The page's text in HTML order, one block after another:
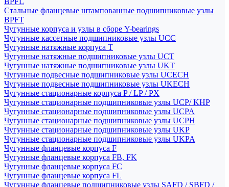
Стальные фланцевые штампованные подшипниковые узлы
BPFT
Чугунные корпуса и узлы в сборе Y-bearings
Чугунные кассетные подшипниковые узлы UCC
Чугунные натяжные корпуса T
Чугунные натяжные подшипниковые узлы UCT
Чугунные натяжные подшипниковые узлы UKT
Чугунные подвесные подшипниковые узлы UCECH
Чугунные подвесные подшипниковые узлы UKECH
Чугунные стационарные корпуса P / LP / PX
Чугунные стационарные подшипниковые узлы UCP/ KHP
Чугунные стационарные подшипниковые узлы UCPA
Чугунные стационарные подшипниковые узлы UCPH
Чугунные стационарные подшипниковые узлы UKP
Чугунные стационарные подшипниковые узлы UKPA
Чугунные фланцевые корпуса F
Чугунные фланцевые корпуса FB, FK
Чугунные фланцевые корпуса FC
Чугунные фланцевые корпуса FL
Чугунные фланцевые подшипниковые узлы SAFD / SBFD /